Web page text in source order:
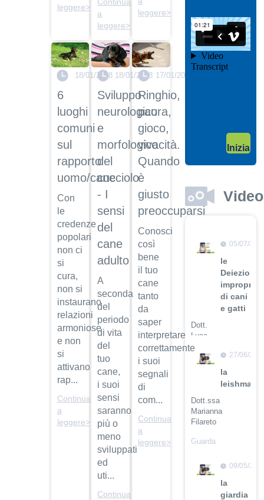
leggere>
a
leggere>
leggere>
18/01/2018
6
luoghi
comuni
sul
rapporto
uomo/cane
Con
le
credenze
popolari
non ci
si
cura,
non si
instaurano
relazioni
armoniose
e non
si
attivano
rap...
Continua
a
leggere>
18/01/2018
Sviluppo
neurologico
e
morfologico
del
cucciolo
- I
sensi
del
cane
adulto
A
seconda
del
periodo
di vita
del
tuo
cane,
i suoi
sensi
saranno
più o
meno
sviluppati
ed
uti...
Continua
17/01/2018
Ringhio,
paura,
gioco,
vivacità.
Quando
è
giusto
preoccuparsi
Conosci
così
bene
il tuo
cane
tanto
da
saper
interpretare
correttamente
i suoi
segnali
di
com...
Continua
a
leggere>
Inizia
Video
04/10/
Garanzie
post
vendita
04/10/
Adozione
Dott.
Albano
Guarda
05/07/
le
Deiezioni
improprie
di cani
e gatti
Dott.
Luca
Buti
Guarda
27/06/
la
Dott.ssa
Marianna
Filareto
Guarda
09/05/
la
giardia